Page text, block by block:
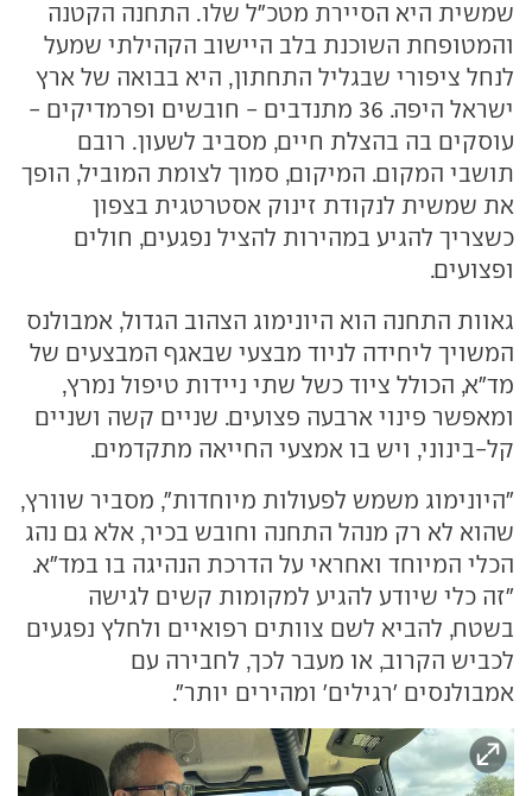
שמשית היא הסיירת מטכ"ל שלו. התחנה הקטנה
והמטופחת השוכנת בלב היישוב הקהילתי שמעל
לנחל ציפורי שבגליל התחתון, היא בבואה של ארץ
ישראל היפה. 36 מתנדבים - חובשים ופרמדיקים -
עוסקים בה בהצלת חיים, מסביב לשעון. רובם
תושבי המקום. המיקום, סמוך לצומת המוביל, הופך
את שמשית לנקודת זינוק אסטרטגית בצפון
כשצריך להגיע במהירות להציל נפגעים, חולים
ופצועים.
גאוות התחנה הוא היונימוג הצהוב הגדול, אמבולנס
המשויך ליחידה לניוד מבצעי שבאגף המבצעים של
מד"א, הכולל ציוד כשל שתי ניידות טיפול נמרץ,
ומאפשר פינוי ארבעה פצועים. שניים קשה ושניים
קל-בינוני, ויש בו אמצעי החייאה מתקדמים.
"היונימוג משמש לפעולות מיוחדות", מסביר שוורץ,
שהוא לא רק מנהל התחנה וחובש בכיר, אלא גם נהג
הכלי המיוחד ואחראי על הדרכת הנהיגה בו במד"א.
"זה כלי שיודע להגיע למקומות קשים לגישה
בשטח, להביא לשם צוותים רפואיים ולחלץ נפגעים
לכביש הקרוב, או מעבר לכך, לחבירה עם
אמבולנסים 'רגילים' ומהירים יותר".